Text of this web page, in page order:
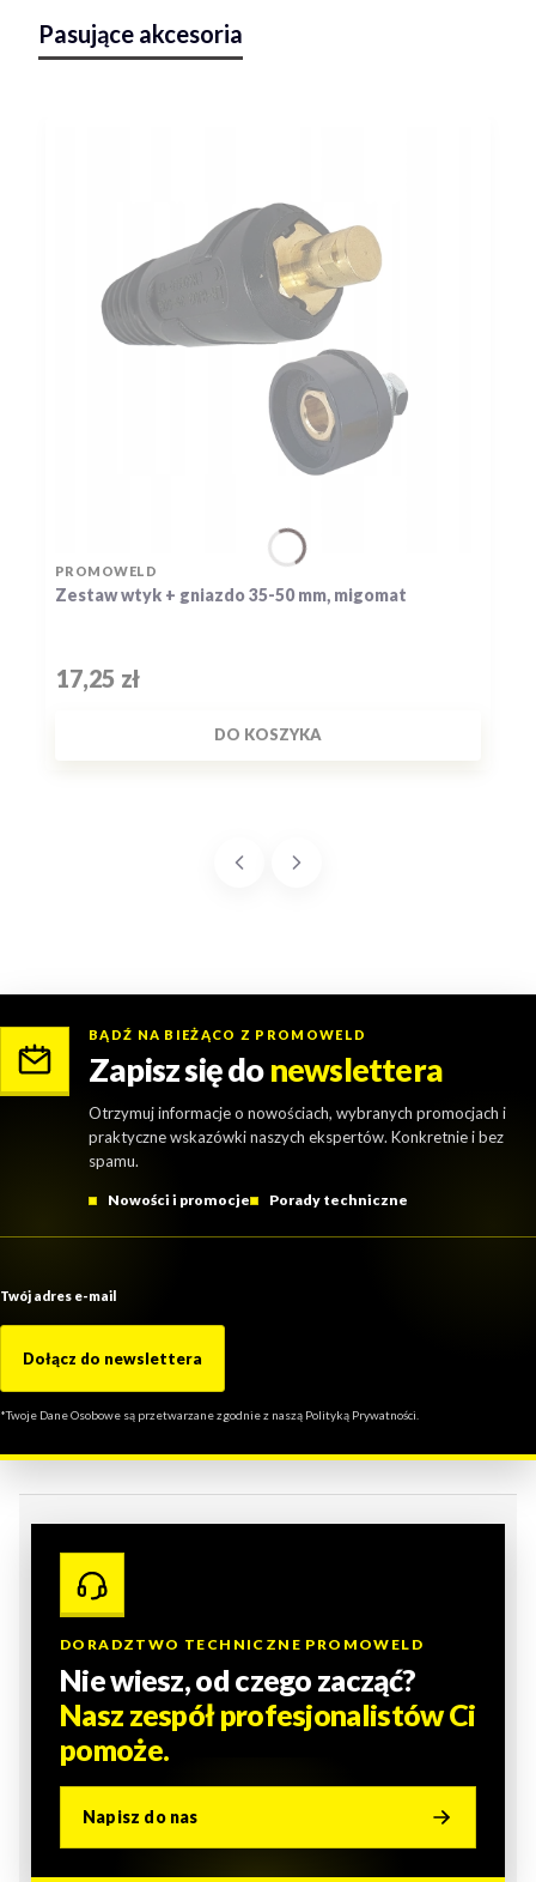
Pasujące akcesoria
Zestaw wtyk + gniazdo 35-50 mm, migomat
PRODUCENT
PROMOWELD
Cena
17,25 zł
DO KOSZYKA
BĄDŹ NA BIEŻĄCO Z PROMOWELD
Zapisz się donewslettera
Otrzymuj informacje o nowościach, wybranych promocjach i
praktyczne wskazówki naszych ekspertów. Konkretnie i bez
spamu.
Nowości i promocje Porady techniczne
Twój adres e-mail
Dołącz do newslettera
*Twoje Dane Osobowe są przetwarzane zgodnie z naszą Polityką Prywatności.
DORADZTWO TECHNICZNE PROMOWELD
Nie wiesz, od czego zacząć?
Nasz zespół profesjonalistów Ci
pomoże.
Napisz do nas